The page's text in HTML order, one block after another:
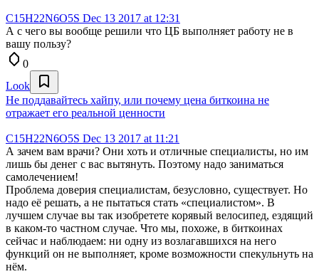
C15H22N6O5S Dec 13 2017 at 12:31
А с чего вы вообще решили что ЦБ выполняет работу не в
вашу пользу?
0
Look
Не поддавайтесь хайпу, или почему цена биткоина не
отражает его реальной ценности
C15H22N6O5S Dec 13 2017 at 11:21
А зачем вам врачи? Они хоть и отличные специалисты, но им
лишь бы денег с вас вытянуть. Поэтому надо заниматься
самолечением!
Проблема доверия специалистам, безусловно, существует. Но
надо её решать, а не пытаться стать «специалистом». В
лучшем случае вы так изобретете корявый велосипед, ездящий
в каком-то частном случае. Что мы, похоже, в биткоинах
сейчас и наблюдаем: ни одну из возлагавшихся на него
функций он не выполняет, кроме возможности спекульнуть на
нём.